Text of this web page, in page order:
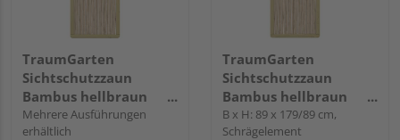
TraumGarten
Sichtschutzzaun
Bambus hellbraun
"BAMBU"
Mehrere Ausführungen
erhältlich
TraumGarten
Sichtschutzzaun
Bambus hellbraun
"BAMBU"
B x H: 89 x 179/89 cm,
Schrägelement